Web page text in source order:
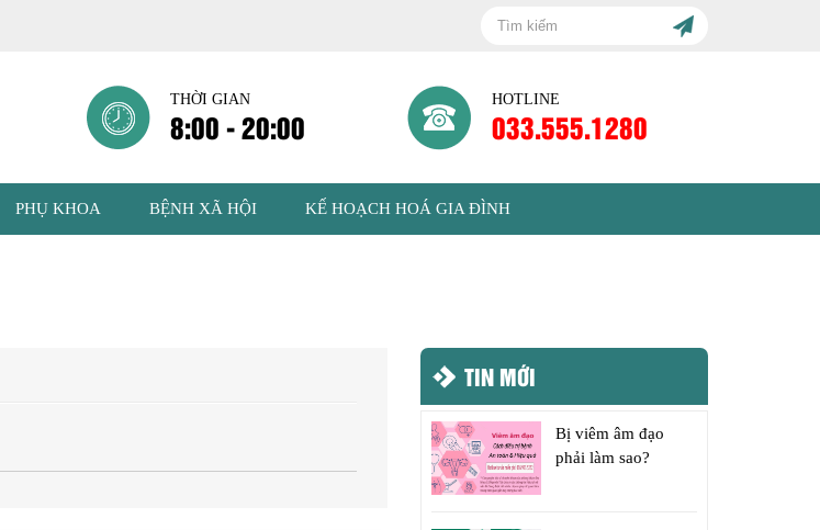
THỜI GIAN
8:00 - 20:00
HOTLINE
033.555.1280
PHỤ KHOA BỆNH XÃ HỘI KẾ HOẠCH HOÁ GIA ĐÌNH
TIN MỚI
Bị viêm âm đạo
phải làm sao?